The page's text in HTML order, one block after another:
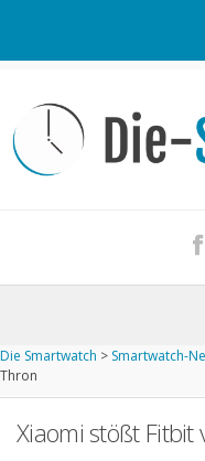
Kontakt / Tipp geben
Impressum
iPhone kaufen
Startseite
Kommende
Die Smartwatch > Smartwatch-
Thron
Xiaomi stößt